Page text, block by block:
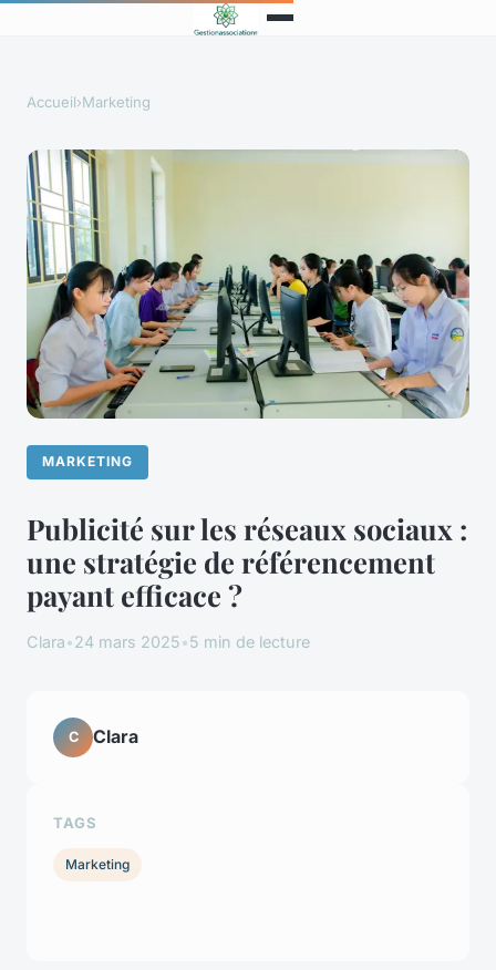
Accueil›Marketing
MARKETING
Publicité sur les réseaux sociaux :
une stratégie de référencement
payant efficace ?
Clara•24 mars 2025•5 min de lecture
C Clara
TAGS
Marketing